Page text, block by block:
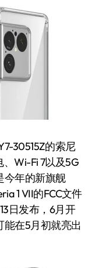
30515Z的索尼
Wi-Fi 7以及5G
今年的新旗舰
1 VII的FCC文件
日发布，6月开
在5月初就亮出